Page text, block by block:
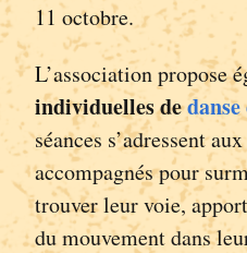
11 octobre.
L’association propose
individuelles de
séances s’adressent
accompagnés pour
trouver leur voie,
du mouvement dans